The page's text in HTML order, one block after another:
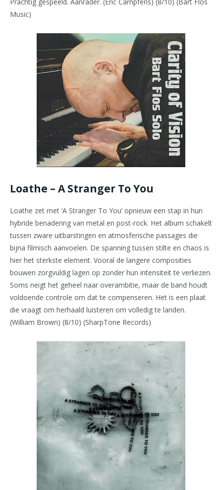
Music)
Loathe – A Stranger To You
Loathe zet met ‘A Stranger To You’ opnieuw een stap in hun
hybride benadering van metal en post-rock. Het album schakelt
tussen zware uitbarstingen en atmosferische passages die
bijna filmisch aanvoelen. De spanning tussen stilte en chaos is
hier het sterkste element. Vooral de langere composities
bouwen zorgvuldig lagen op zonder hun intensiteit te verliezen.
Soms neigt het geheel naar overambitie, maar de band houdt
voldoende controle om dat te compenseren. Het is een plaat
die vraagt om herhaald luisteren om volledig te landen.
(William Brown) (8/10) (SharpTone Records)